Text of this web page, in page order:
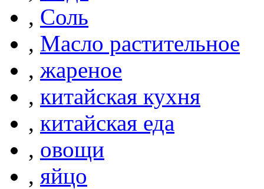
, Соль
, Масло растительное
, жареное
, китайская кухня
, китайская еда
, овощи
, яйцо